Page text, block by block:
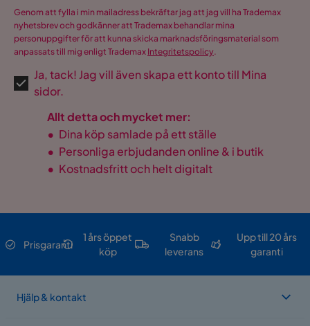
Genom att fylla i min mailadress bekräftar jag att jag vill ha Trademax
nyhetsbrev och godkänner att Trademax behandlar mina
personuppgifter för att kunna skicka marknadsföringsmaterial som
anpassats till mig enligt Trademax Integritetspolicy.
Ja, tack! Jag vill även skapa ett konto till Mina
sidor.
Allt detta och mycket mer:
• Dina köp samlade på ett ställe
• Personliga erbjudanden online & i butik
• Kostnadsfritt och helt digitalt
Prisgaranti
1 års öppet
köp
Snabb
leverans
Upp till 20 års
garanti
Hjälp & kontakt